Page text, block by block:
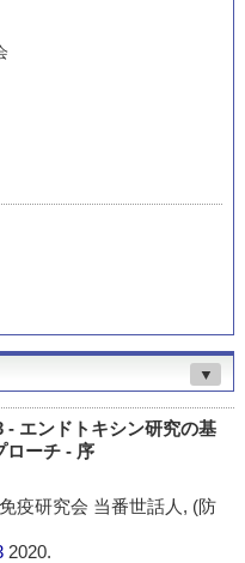
▼
- エンドトキシン研究の基
ローチ - 序
疫研究会 当番世話人, (防
2020.